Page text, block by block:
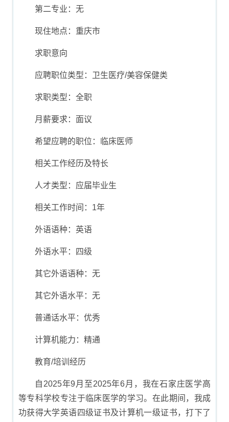
第二专业：无
现住地点：重庆市
求职意向
应聘职位类型：卫生医疗/美容保健类
求职类型：全职
月薪要求：面议
希望应聘的职位：临床医师
相关工作经历及特长
人才类型：应届毕业生
相关工作时间：1年
外语语种：英语
外语水平：四级
其它外语语种：无
其它外语水平：无
普通话水平：优秀
计算机能力：精通
教育/培训经历
自2025年9月至2025年6月，我在石家庄医学高
等专科学校专注于临床医学的学习。在此期间，我成
功获得大学英语四级证书及计算机一级证书，打下了